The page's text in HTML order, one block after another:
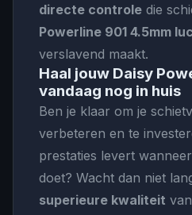
directe controle die
Powerline 901 4.5mm
verslavend maakt.
Haal jouw Daisy
vandaag nog in huis
Ben je klaar om je
verbeteren en te
prestaties levert
doet? Wacht dan niet
superieure kwaliteit